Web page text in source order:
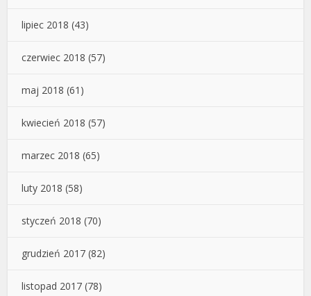
lipiec 2018 (43)
czerwiec 2018 (57)
maj 2018 (61)
kwiecień 2018 (57)
marzec 2018 (65)
luty 2018 (58)
styczeń 2018 (70)
grudzień 2017 (82)
listopad 2017 (78)